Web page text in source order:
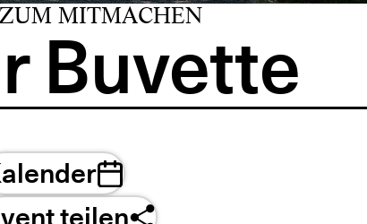
MITMACHEN
Buvette
teilen